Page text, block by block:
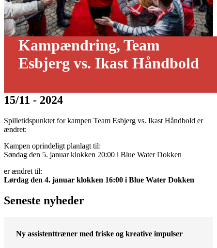
Kampændring, Team
Esbjerg vs. Ikast Håndbold
15/11 - 2024
Spilletidspunktet for kampen Team Esbjerg vs. Ikast Håndbold er
ændret:
Kampen oprindeligt planlagt til:
Søndag den 5. januar klokken 20:00 i Blue Water Dokken
er ændret til:
Lørdag den 4. januar klokken 16:00 i Blue Water Dokken
Seneste nyheder
Ny assistenttræner med friske og kreative impulser